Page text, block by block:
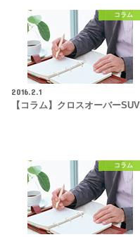
コラム
2016.2.1
【コラム】クロスオーバーSUV
コラム